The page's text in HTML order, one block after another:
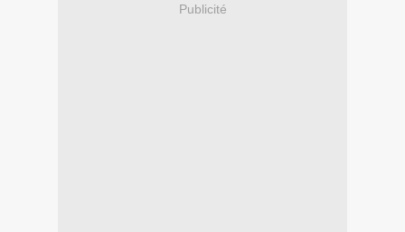
Publicité